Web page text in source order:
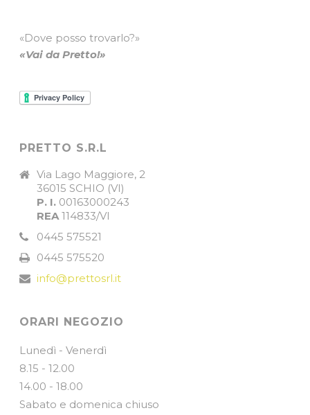
«Dove posso trovarlo?»
«Vai da Pretto!»
PRETTO S.R.L
Via Lago Maggiore, 2
36015 SCHIO (VI)
P. I. 00163000243
REA114833/VI
0445 575521
0445 575520
info@prettosrl.it
ORARI NEGOZIO
Lunedì - Venerdì
8.15 - 12.00
14.00 - 18.00
Sabato e domenica chiuso